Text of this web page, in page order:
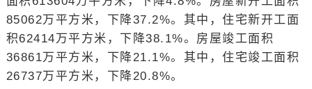
85062万平方米，下降37.2%。其中，住宅新开工面
积62414万平方米，下降38.1%。房屋竣工面积
36861万平方米，下降21.1%。其中，住宅竣工面积
26737万平方米，下降20.8%。